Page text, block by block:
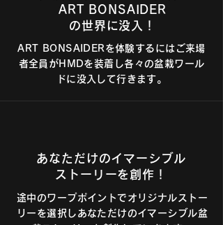
ART BONSAIDER
​の世界に没入！
ART BONSAIDERを体験するにはご来場
者全員がHMDを装着し各々の盆栽ワール
ドに没入して行きます。
あなただけのイマーシブル
ストーリーを創作！
途中のワープポイントでオリジナルストー
リーを選択しあなただけのイマーシブル盆